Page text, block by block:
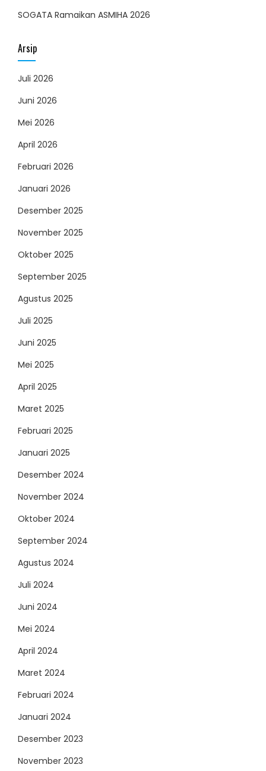
SOGATA Ramaikan ASMIHA 2026
Arsip
Juli 2026
Juni 2026
Mei 2026
April 2026
Februari 2026
Januari 2026
Desember 2025
November 2025
Oktober 2025
September 2025
Agustus 2025
Juli 2025
Juni 2025
Mei 2025
April 2025
Maret 2025
Februari 2025
Januari 2025
Desember 2024
November 2024
Oktober 2024
September 2024
Agustus 2024
Juli 2024
Juni 2024
Mei 2024
April 2024
Maret 2024
Februari 2024
Januari 2024
Desember 2023
November 2023